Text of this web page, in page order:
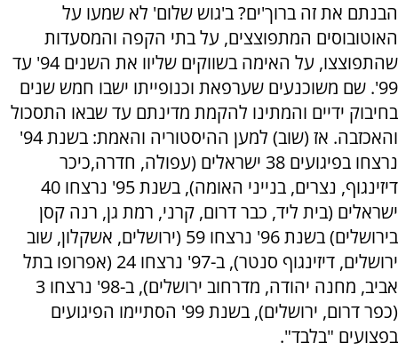
הבנתם את זה ברוך'ים? ב'גוש שלום' לא שמעו על
האוטובוסים המתפוצצים, על בתי הקפה והמסעדות
שהתפוצצו, על האימה בשווקים שליוו את השנים 94' עד
99'. שם משוכנעים שערפאת וכנופייתו ישבו חמש שנים
בחיבוק ידיים והמתינו להקמת מדינתם עד שבאו התסכול
והאכזבה. אז (שוב) למען ההיסטוריה והאמת: בשנת 94'
נרצחו בפיגועים 38 ישראלים (עפולה, חדרה,כיכר
דיזינגוף, נצרים, בנייני האומה), בשנת 95' נרצחו 40
ישראלים (בית ליד, כבר דרום, קרני, רמת גן, רנה קסן
בירושלים) בשנת 96' נרצחו 59 (ירושלים, אשקלון, שוב
ירושלים, דיזינגוף סנטר), ב-97' נרצחו 24 (אפרופו בתל
אביב, מחנה יהודה, מדרחוב ירושלים), ב-98' נרצחו 3
(כפר דרום, ירושלים), בשנת 99' הסתיימו הפיגועים
בפצועים "בלבד".